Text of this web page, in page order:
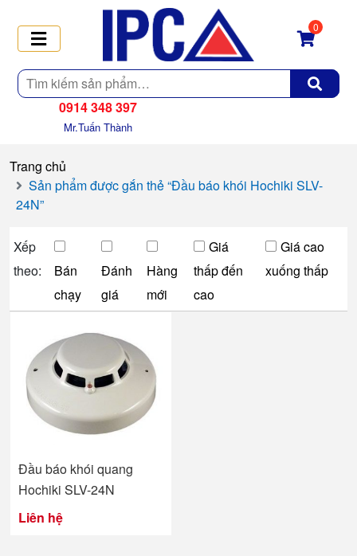
Tìm
kiếm
0
0914 348 397
Mr.Tuấn Thành
Trang chủ
Sản phẩm được gắn thẻ “Đầu báo khói Hochiki SLV-
24N”
Xếp
theo:
Bán
chạy
Đánh
giá
Hàng
mới
Giá
thấp đến
cao
Giá cao
xuống thấp
Đầu báo khói quang
Hochiki SLV-24N
Liên hệ